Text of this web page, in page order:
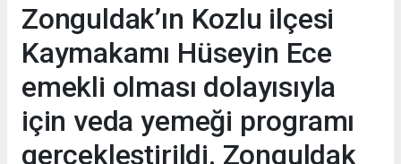
Zonguldak’ın Kozlu ilçesi
Kaymakamı Hüseyin Ece
emekli olması dolayısıyla
için veda yemeği programı
gerçekleştirildi. Zonguldak